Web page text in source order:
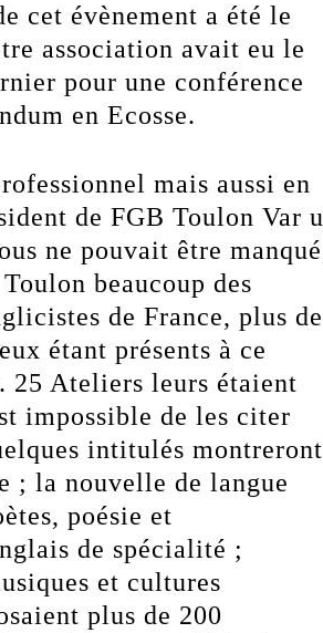
cet évènement a été le
association avait eu le
pour une conférence
en Ecosse.
mais aussi en
de FGB Toulon Var
ne pouvait être
beaucoup des
de France, plus de
étant présents à ce
25 Ateliers leurs étaient
impossible de les citer
intitulés montreront
; la nouvelle de langue
poésie et
de spécialité ;
et cultures
plus de 200